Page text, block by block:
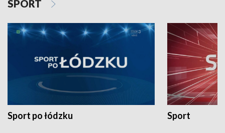
SPORT
Sport po łódzku Sport